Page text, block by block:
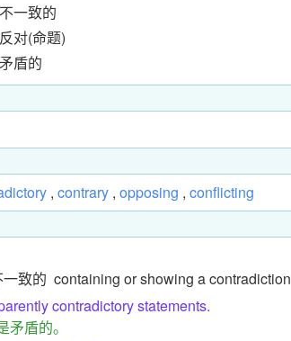
一致的
对(命题)
盾的
, contrary , opposing , conflicting
致的 containing or showing a contradiction
contradictory statements.
盾的。